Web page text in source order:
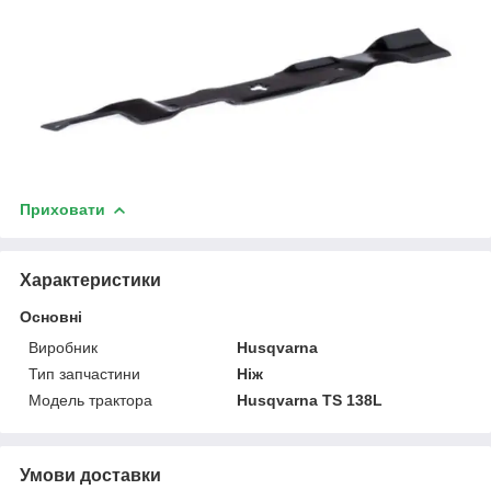
Приховати
Характеристики
Основні
Виробник
Husqvarna
Тип запчастини
Ніж
Модель трактора
Husqvarna TS 138L
Умови доставки